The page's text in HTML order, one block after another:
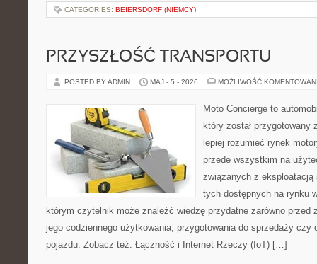
CATEGORIES: BEIERSDORF (NIEMCY)
PRZYSZŁOŚĆ TRANSPORTU
POSTED BY ADMIN MAJ - 5 - 2026 MOŻLIWOŚĆ
Moto Concierge to
który został
lepiej rozumieć rynek
przede wszystkim na
związanych z eksploatacją
tych dostępnych na rynku
którym czytelnik może znaleźć wiedzę przydatne zarówno przed
jego codziennego użytkowania, przygotowania do sprzedaży czy
pojazdu. Zobacz też: Łączność i Internet Rzeczy (IoT) […]